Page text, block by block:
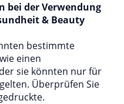
bei der Verwendung
& Beauty
bestimmte
einen
sie könnten nur für
Überprüfen Sie